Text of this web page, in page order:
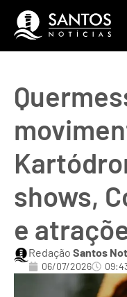
shows,
e
Redação Santos
06/07/2026